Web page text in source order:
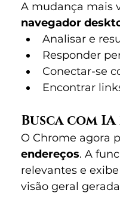
A mudança mais
navegador
Analisar e
Responder
Conectar-se
Encontrar
Busca com
O Chrome agora
endereços. A
relevantes e
visão geral